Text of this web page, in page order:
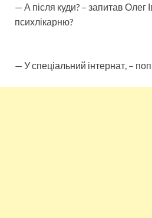
— А після куди? – запитав Олег
психлікарню?
— У спеціальний інтернат, –